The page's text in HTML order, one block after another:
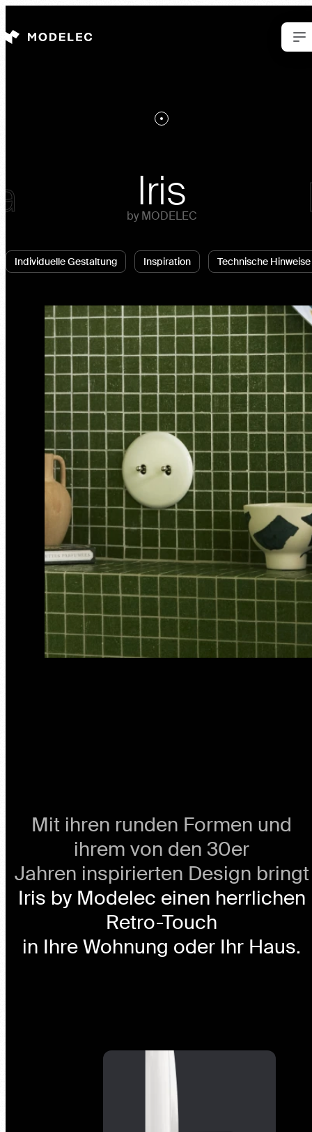
Iris
by MODELEC
Iris
by MODELEC
Iris
Individuelle Gestaltung Inspiration Technische Hinweise
ihrem von den 30er
Jahren inspirierten Design bringt
Iris by Modelec einen herrlichen
Retro-Touch
in Ihre Wohnung oder Ihr Haus.
Cookie-Einstellungen